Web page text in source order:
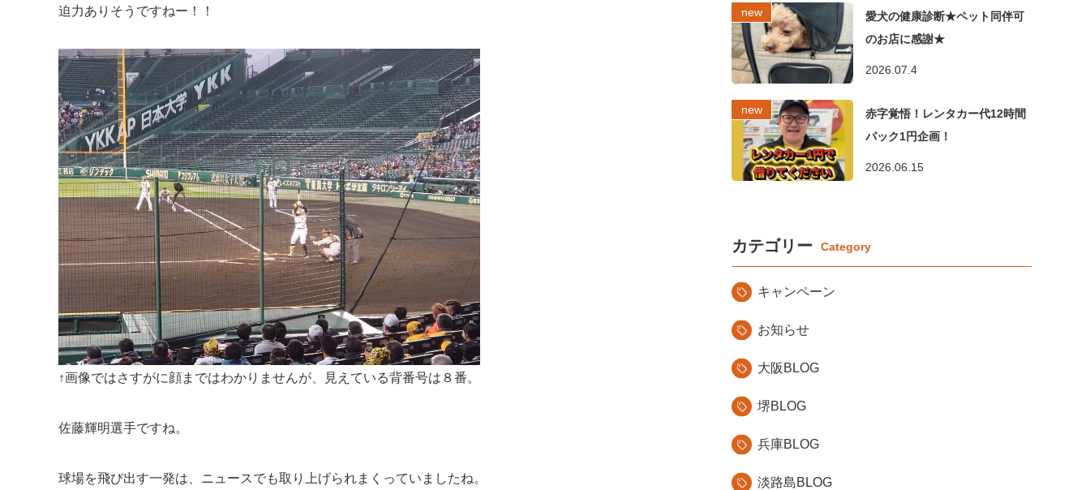
迫力ありそうですねー！！
↑画像ではさすがに顔まではわかりませんが、見えている背番号は８番。
佐藤輝明選手ですね。
球場を飛び出す一発は、ニュースでも取り上げられまくっていましたね。
愛犬の健康診断★ペット同伴可
のお店に感謝★
2026.07.4
赤字覚悟！レンタカー代12時間
パック1円企画！
2026.06.15
カテゴリー
キャンペーン
お知らせ
大阪BLOG
堺BLOG
兵庫BLOG
淡路島BLOG